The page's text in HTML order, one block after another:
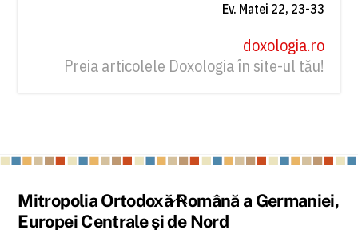
Ev. Matei 22, 23-33
doxologia.ro
Preia articolele Doxologia în site-ul tău!
Back
To
Mitropolia Ortodoxă Română a Germaniei,
Europei Centrale și de Nord